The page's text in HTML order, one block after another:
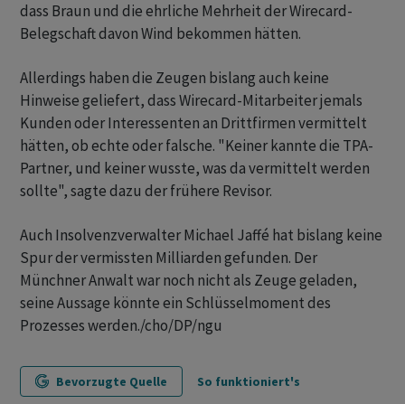
dass Braun und die ehrliche Mehrheit der Wirecard-
Belegschaft davon Wind bekommen hätten.
Allerdings haben die Zeugen bislang auch keine
Hinweise geliefert, dass Wirecard-Mitarbeiter jemals
Kunden oder Interessenten an Drittfirmen vermittelt
hätten, ob echte oder falsche. "Keiner kannte die TPA-
Partner, und keiner wusste, was da vermittelt werden
sollte", sagte dazu der frühere Revisor.
Auch Insolvenzverwalter Michael Jaffé hat bislang keine
Spur der vermissten Milliarden gefunden. Der
Münchner Anwalt war noch nicht als Zeuge geladen,
seine Aussage könnte ein Schlüsselmoment des
Prozesses werden./cho/DP/ngu
Bevorzugte Quelle So funktioniert's